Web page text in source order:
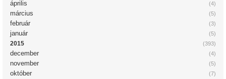
(4)
április
(5)
március
(3)
február
(5)
január
(393)
2015
(4)
december
(5)
november
(7)
október